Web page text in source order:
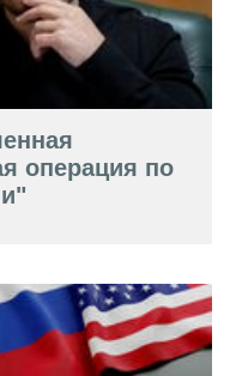
операция по